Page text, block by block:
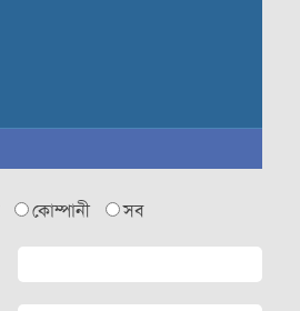
কোম্পানী সব